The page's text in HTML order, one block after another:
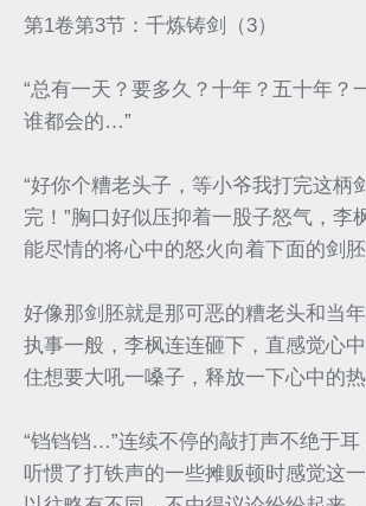
第1卷第3节：千炼铸剑（3）
“总有一天？要多久？十年？五十年？
谁都会的…”
“好你个糟老头子，等小爷我打完这柄
完！”胸口好似压抑着一股子怒气，李
能尽情的将心中的怒火向着下面的剑胚
好像那剑胚就是那可恶的糟老头和当
执事一般，李枫连连砸下，直感觉心
住想要大吼一嗓子，释放一下心中的热
“铛铛铛…”连续不停的敲打声不绝于耳
听惯了打铁声的一些摊贩顿时感觉这